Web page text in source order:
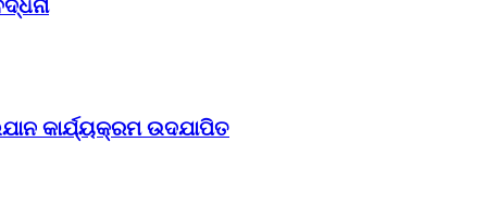
କାର୍ଯ୍ୟକ୍ରମ ଉଦଯାପିତ